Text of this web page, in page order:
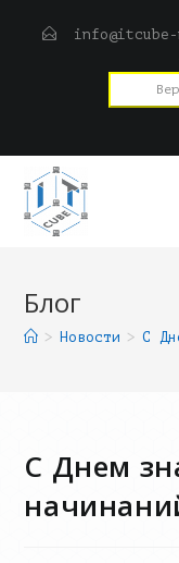
+7
Блог
> Новости > С
С Днем